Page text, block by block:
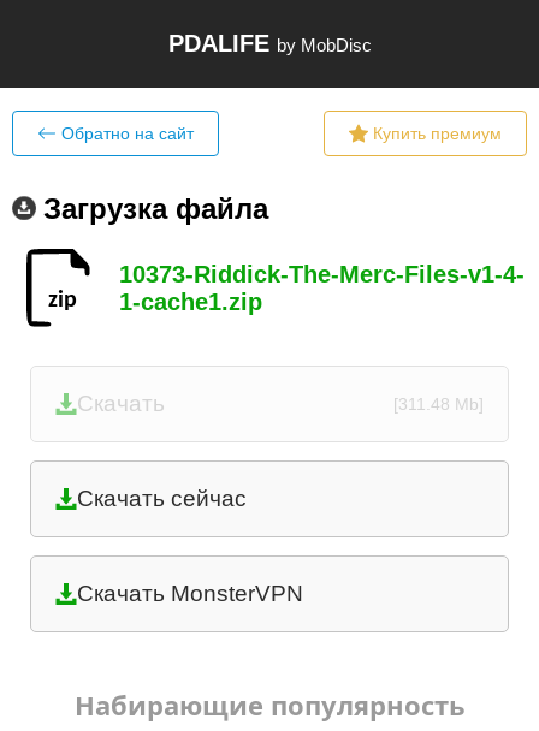
PDALIFE by MobDisc
Обратно на сайт Купить премиум
Загрузка файла
10373-Riddick-The-Merc-Files-v1-4-
1-cache1.zip
Скачать [311.48 Mb]
Скачать сейчас
Скачать MonsterVPN
Набирающие популярность